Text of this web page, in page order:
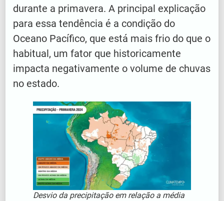
durante a primavera. A principal explicação
para essa tendência é a condição do
Oceano Pacífico, que está mais frio do que o
habitual, um fator que historicamente
impacta negativamente o volume de chuvas
no estado.
Desvio da precipitação em relação a média